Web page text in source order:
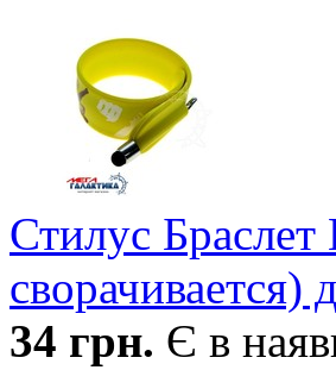
Стилус
сворачивается)
34 грн. Є в